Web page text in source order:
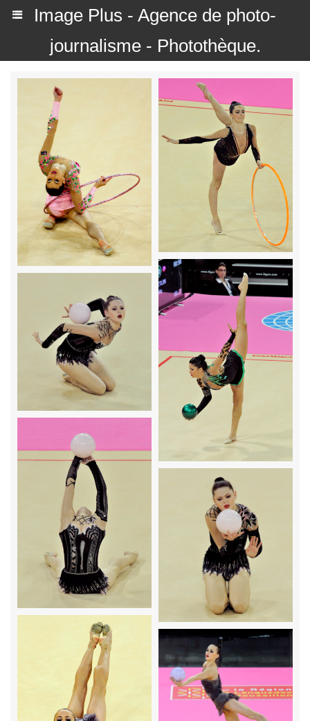
Image Plus - Agence de photo-
journalisme - Photothèque.